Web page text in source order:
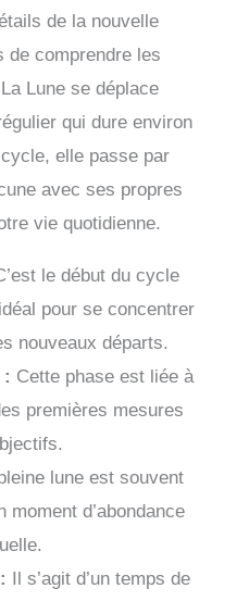
de la nouvelle
de comprendre les
Lune se déplace
qui dure environ
elle passe par
avec ses propres
vie quotidienne.
le début du cycle
pour se concentrer
nouveaux départs.
: Cette phase est liée à
premières mesures
lune est souvent
moment d’abondance
Il s’agit d’un temps de